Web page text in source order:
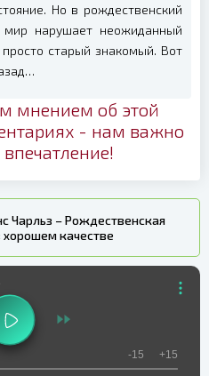
Но в рождественский
мир нарушает неожиданный
старый знакомый. Вот
мнением об этой
- нам важно
Чарльз – Рождественская
хорошем качестве
-15 +15